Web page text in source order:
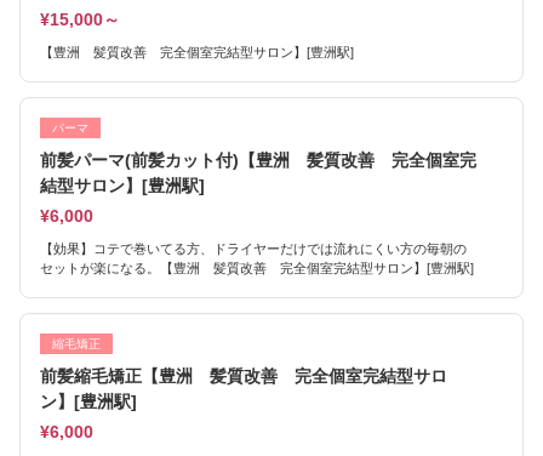
¥15,000～
【豊洲 髪質改善 完全個室完結型サロン】[豊洲駅]
パーマ
前髪パーマ(前髪カット付)【豊洲 髪質改善 完全個室完
結型サロン】[豊洲駅]
¥6,000
【効果】コテで巻いてる方、ドライヤーだけでは流れにくい方の毎朝の
セットが楽になる。【豊洲 髪質改善 完全個室完結型サロン】[豊洲駅]
縮毛矯正
前髪縮毛矯正【豊洲 髪質改善 完全個室完結型サロ
ン】[豊洲駅]
¥6,000